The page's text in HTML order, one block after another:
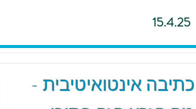
15.4.25
כתיבה אינטואיטיבית -